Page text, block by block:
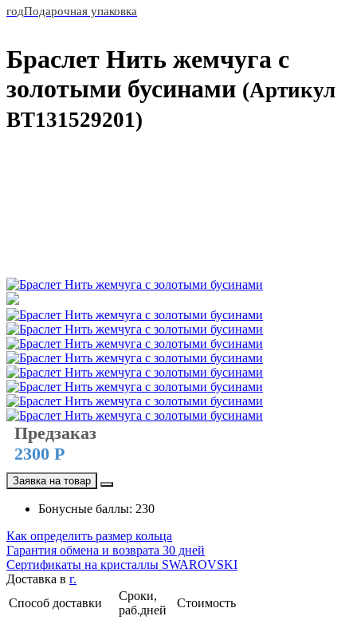
годПодарочная упаковка
Браслет Нить жемчуга с
золотыми бусинами (Артикул
BT131529201)
Предзаказ
2300 Р
Заявка на товар
Бонусные баллы: 230
Как определить размер кольца
Гарантия обмена и возврата 30 дней
Сертификаты на кристаллы SWAROVSKI
Доставка в г.
Способ доставки
Сроки,
раб.дней
Стоимость